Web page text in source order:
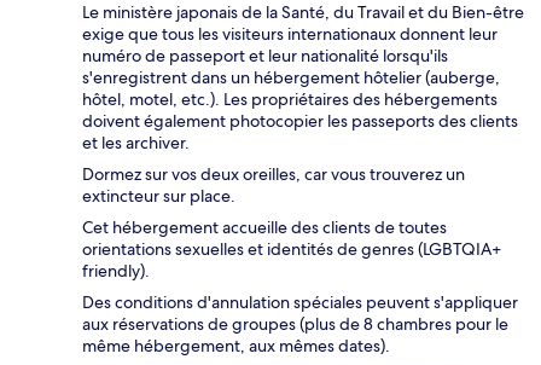
Le ministère japonais de la Santé, du Travail et du Bien-être
exige que tous les visiteurs internationaux donnent leur
numéro de passeport et leur nationalité lorsqu'ils
s'enregistrent dans un hébergement hôtelier (auberge,
hôtel, motel, etc.). Les propriétaires des hébergements
doivent également photocopier les passeports des clients
et les archiver.
Dormez sur vos deux oreilles, car vous trouverez un
extincteur sur place.
Cet hébergement accueille des clients de toutes
orientations sexuelles et identités de genres (LGBTQIA+
friendly).
Des conditions d'annulation spéciales peuvent s'appliquer
aux réservations de groupes (plus de 8 chambres pour le
même hébergement, aux mêmes dates).